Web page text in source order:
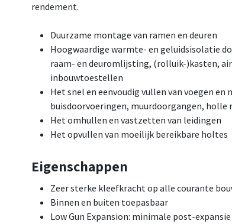
rendement.
Duurzame montage van ramen en deuren
Hoogwaardige warmte- en geluidsisolatie
raam- en deuromlijsting, (rolluik-)kasten,
inbouwtoestellen
Het snel en eenvoudig vullen van voegen en
buisdoorvoeringen, muurdoorgangen, holle
Het omhullen en vastzetten van leidingen
Het opvullen van moeilijk bereikbare holtes
Eigenschappen
Zeer sterke kleefkracht op alle courante
Binnen en buiten toepasbaar
Low Gun Expansion: minimale post-expansie